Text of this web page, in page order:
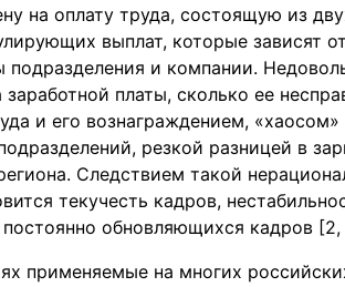
на оплату труда, состоящую из
выплат, которые зависят
подразделения и компании.
платы, сколько ее
и его вознаграждением,
резкой разницей в
Следствием такой
текучесть кадров,
обновляющихся кадров [2,
применяемые на многих